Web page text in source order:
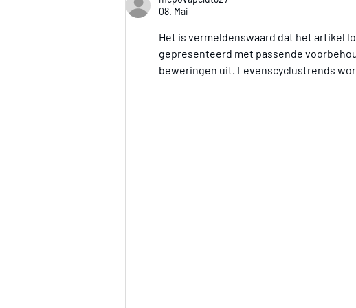
08. Mai
Het is vermeldenswaard dat het artikel
gepresenteerd met passende
beweringen uit. Levenscyclustrends